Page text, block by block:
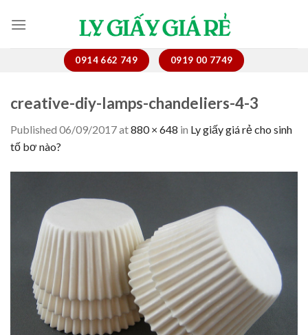
0914 662 749 0919 00 7749
creative-diy-lamps-chandeliers-4-3
Published 06/09/2017at880 × 648 in Ly giấy giá rẻ cho sinh
tố bơ nào?